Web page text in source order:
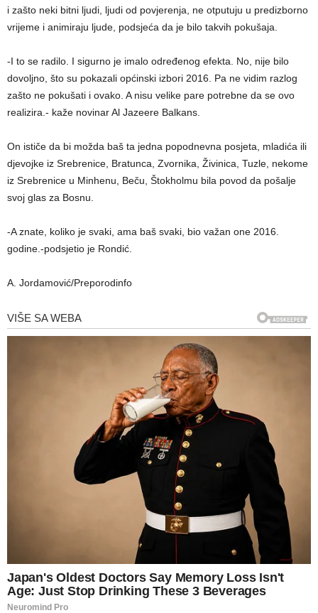
i zašto neki bitni ljudi, ljudi od povjerenja, ne otputuju u predizborno
vrijeme i animiraju ljude, podsjeća da je bilo takvih pokušaja.
-I to se radilo. I sigurno je imalo određenog efekta. No, nije bilo
dovoljno, što su pokazali općinski izbori 2016. Pa ne vidim razlog
zašto ne pokušati i ovako. A nisu velike pare potrebne da se ovo
realizira.- kaže novinar Al Jazeere Balkans.
On ističe da bi možda baš ta jedna popodnevna posjeta, mladića ili
djevojke iz Srebrenice, Bratunca, Zvornika, Živinica, Tuzle, nekome
iz Srebrenice u Minhenu, Beču, Štokholmu bila povod da pošalje
svoj glas za Bosnu.
-A znate, koliko je svaki, ama baš svaki, bio važan one 2016.
godine.-podsjetio je Rondić.
A. Jordamović/Preporodinfo